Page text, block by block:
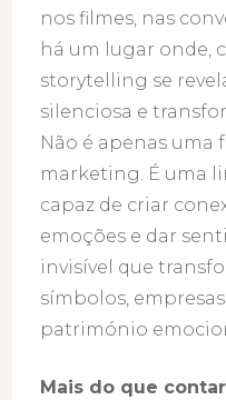
nos filmes, nas
há um lugar onde,
storytelling se
silenciosa e
Não é apenas uma
marketing. É uma
capaz de criar
emoções e dar
invisível que
símbolos,
património
Mais do que